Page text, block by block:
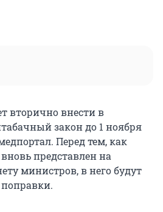
вторично внести в
закон до 1 ноября
Перед тем, как
представлен на
министров, в него будут